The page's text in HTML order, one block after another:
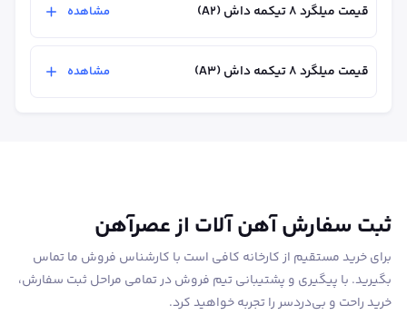
قیمت میلگرد ۸ تیکمه داش (A2) مشاهده
قیمت میلگرد ۸ تیکمه داش (A3) مشاهده
ثبت سفارش آهن آلات از عصرآهن
برای خرید مستقیم از کارخانه کافی است با کارشناس فروش ما تماس
بگیرید. با پیگیری و پشتیبانی تیم فروش در تمامی مراحل ثبت سفارش،
خرید راحت و بی‌دردسر را تجربه خواهید کرد.